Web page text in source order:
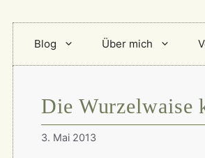
Blog Über mich
Die Wurzelwaise
3. Mai 2013